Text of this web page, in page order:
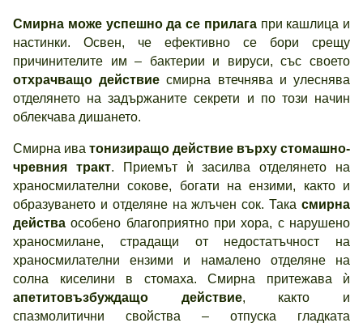
Смирна може успешно да се прилагапри кашлица и
настинки. Освен, че ефективно се бори срещу
причинителите им – бактерии и вируси, със своето
отхрачващо действие смирна втечнява и улеснява
отделянето на задържаните секрети и по този начин
облекчава дишането.
Смирна ива тонизиращо действие върху стомашно-
чревния тракт. Приемът ѝ засилва отделянето на
храносмилателни сокове, богати на ензими, както и
образуването и отделяне на жлъчен сок. Така смирна
действа особено благоприятно при хора, с нарушено
храносмилане, страдащи от недостатъчност на
храносмилателни ензими и намалено отделяне на
солна киселини в стомаха. Смирна притежава ѝ
апетитовъзбуждащо действие, както и
спазмолитични свойства – отпуска гладката